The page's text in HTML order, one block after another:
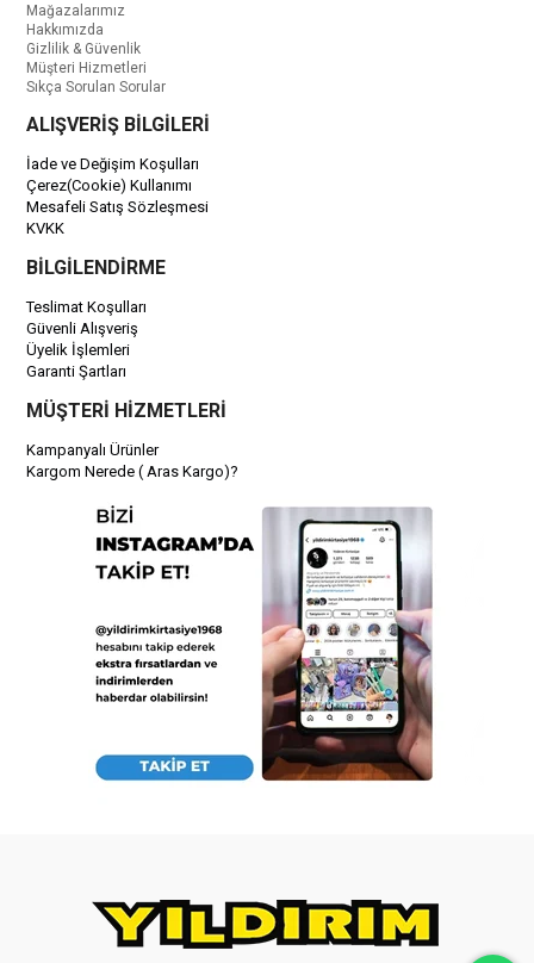
Mağazalarımız
Hakkımızda
Gizlilik & Güvenlik
Müşteri Hizmetleri
Sıkça Sorulan Sorular
ALIŞVERİŞ BİLGİLERİ
İade ve Değişim Koşulları
Çerez(Cookie) Kullanımı
Mesafeli Satış Sözleşmesi
KVKK
BİLGİLENDİRME
Teslimat Koşulları
Güvenli Alışveriş
Üyelik İşlemleri
Garanti Şartları
MÜŞTERİ HİZMETLERİ
Kampanyalı Ürünler
Kargom Nerede ( Aras Kargo)?